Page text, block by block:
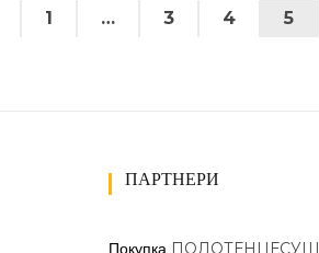
1 … 3 4 5
ПАРТНЕРИ
Покупка